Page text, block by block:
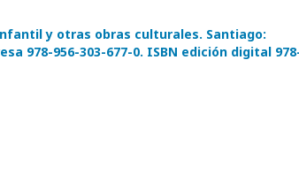
y otras obras culturales. Santiago:
978-956-303-677-0. ISBN edición digital